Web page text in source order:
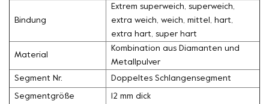
Bindung
Extrem superweich, superweich,
extra weich, weich, mittel, hart,
extra hart, super hart
Material
Kombination aus Diamanten und
Metallpulver
Segment Nr. Doppeltes Schlangensegment
Segmentgröße 12 mm dick